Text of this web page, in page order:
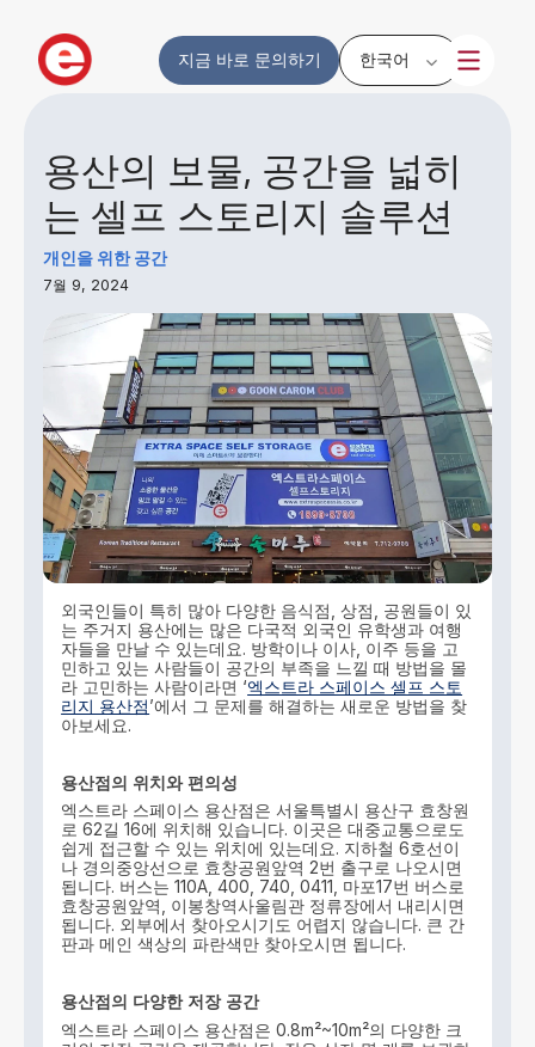
지금 바로 문의하기 한국어
용산의 보물, 공간을 넓히
는 셀프 스토리지 솔루션
개인을 위한 공간
7월 9, 2024
외국인들이 특히 많아 다양한 음식점, 상점, 공원들이 있
는 주거지 용산에는 많은 다국적 외국인 유학생과 여행
자들을 만날 수 있는데요. 방학이나 이사, 이주 등을 고
민하고 있는 사람들이 공간의 부족을 느낄 때 방법을 몰
라 고민하는 사람이라면 ‘엑스트라 스페이스 셀프 스토
리지 용산점’에서 그 문제를 해결하는 새로운 방법을 찾
아보세요.
용산점의 위치와 편의성
엑스트라 스페이스 용산점은 서울특별시 용산구 효창원
로 62길 16에 위치해 있습니다. 이곳은 대중교통으로도
쉽게 접근할 수 있는 위치에 있는데요. 지하철 6호선이
나 경의중앙선으로 효창공원앞역 2번 출구로 나오시면
됩니다. 버스는 110A, 400, 740, 0411, 마포17번 버스로
효창공원앞역, 이봉창역사울림관 정류장에서 내리시면
됩니다. 외부에서 찾아오시기도 어렵지 않습니다. 큰 간
판과 메인 색상의 파란색만 찾아오시면 됩니다.
용산점의 다양한 저장 공간
엑스트라 스페이스 용산점은 0.8m²~10m²의 다양한 크